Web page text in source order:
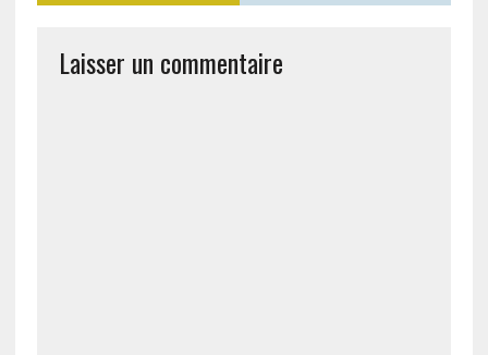
Laisser un commentaire